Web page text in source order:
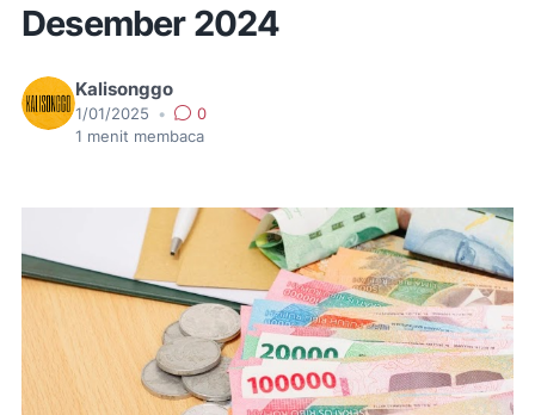
Desember 2024
Kalisonggo
1/01/2025 •
0
1 menit membaca